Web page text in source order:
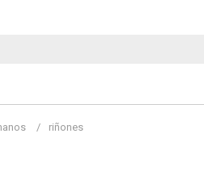
riñones